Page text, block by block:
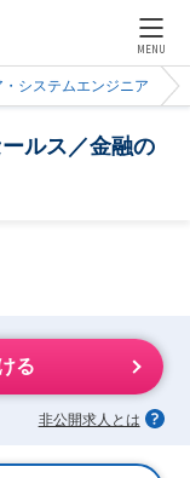
MENU
・システムエンジニア
ルス／金融の
る
非公開求人とは